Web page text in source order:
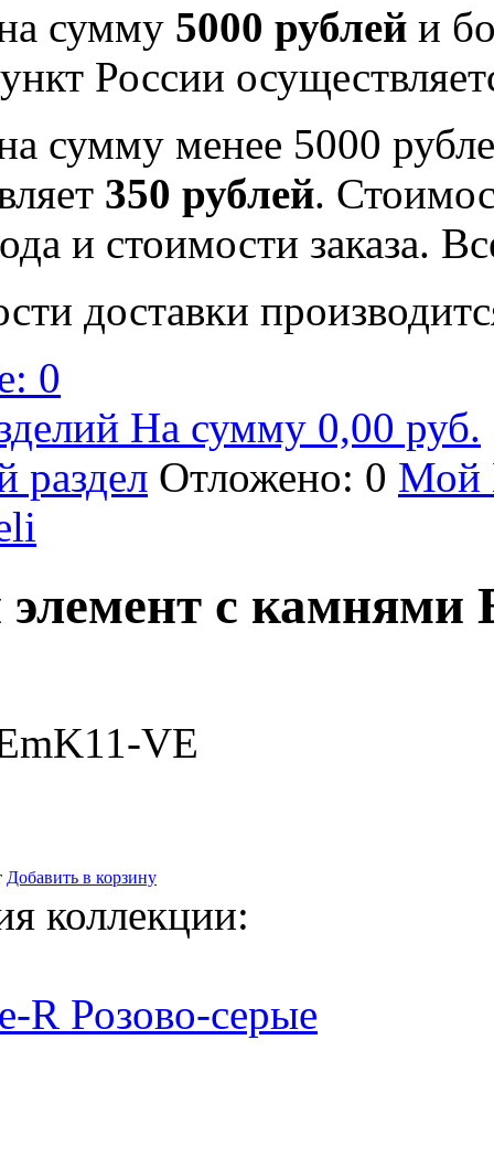
сумму 5000 рублей и
России
сумму менее 5000
350 рублей.
и стоимости заказа.
доставки
0
На сумму 0,00 руб.
раздел Отложено: 0 Мой
с камнями
VE
Добавить в корзину
коллекции:
R Розово-серые